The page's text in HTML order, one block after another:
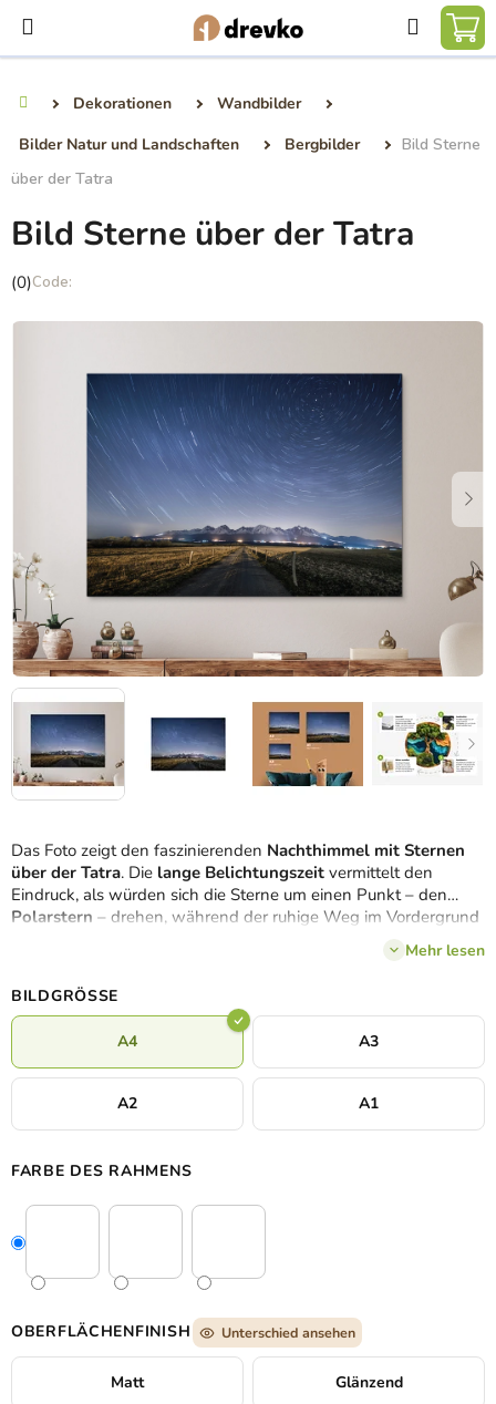
Inhalt
springen
Suchen
Dekorationen
Wandbilder
Bilder Natur und Landschaften
Bergbilder
Bild Sterne
über der Tatra
Das Foto zeigt den faszinierenden Nachthimmel mit Sternen
über der Tatra. Die lange Belichtungszeit vermittelt den
Eindruck, als würden sich die Sterne um einen Punkt – den
Polarstern – drehen, während der ruhige Weg im Vordergrund
zu den Gipfeln führt. Der Kontrast zwischen dem leuchtenden
Himmel und der dunklen Silhouette der Berge unterstreicht die
stille Erhabenheit der nächtlichen Natur
Mehr lesen
BILDGRÖSSE
A4 A3
A2 A1
FARBE DES RAHMENS
OBERFLÄCHENFINISH Unterschied ansehen
Matt Glänzend
Bild Sterne über der Tatra
Die
Produktbewertung
(0)